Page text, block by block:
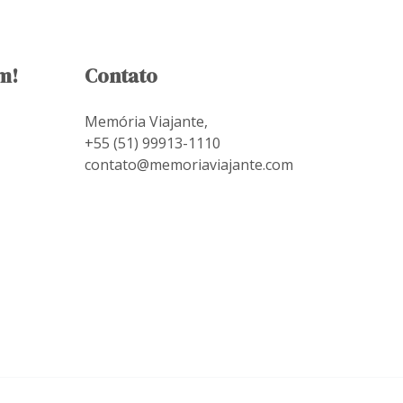
Contato
Memória Viajante,
+55 (51) 99913-1110
contato@memoriaviajante.com